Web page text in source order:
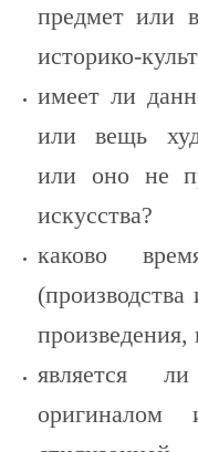
предмет или
историко-
имеет ли
или вещь
или оно не
искусства?
каково
(производства
является
оригиналом